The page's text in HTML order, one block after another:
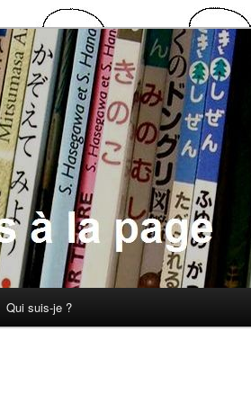
page
Qui suis-je ?